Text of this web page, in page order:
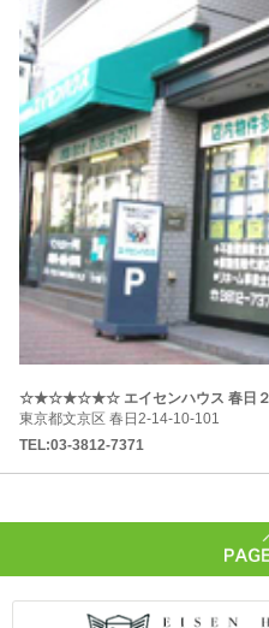
☆★☆★☆★☆ エイセンハウス 春日２
東京都文京区 春日2-14-10-101
TEL:03-3812-7371